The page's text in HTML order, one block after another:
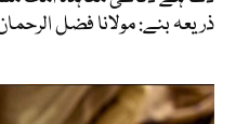
ذریعہ بنے: مولانا فضل